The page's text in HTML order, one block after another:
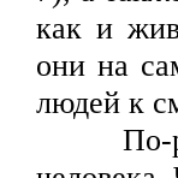
как и
они на
людей к
По-